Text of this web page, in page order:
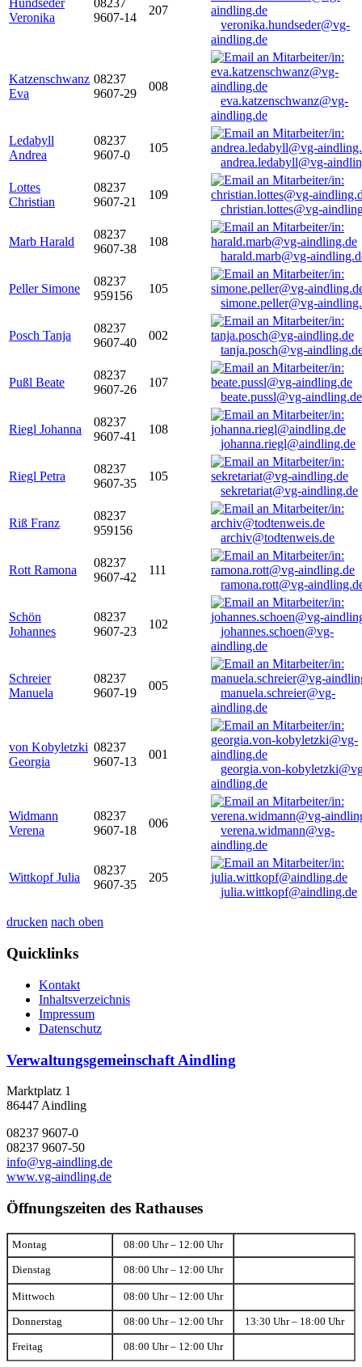
Hundseder
Veronika
08237
9607-14
207
veronika.hundseder@vg-
aindling.de
Katzenschwanz
Eva
08237
9607-29
008
eva.katzenschwanz@vg-
aindling.de
Ledabyll
Andrea
08237
9607-0
105
andrea.ledabyll@vg-
Lottes
Christian
08237
9607-21
109
christian.lottes@vg-
Marb Harald
08237
9607-38
108
harald.marb@vg-
Peller Simone
08237
959156
105
simone.peller@vg-
Posch Tanja
08237
9607-40
002
tanja.posch@vg-
Pußl Beate
08237
9607-26
107
beate.pussl@vg-aindling.de
Riegl Johanna
08237
9607-41
108
johanna.riegl@aindling.de
Riegl Petra
08237
9607-35
105
sekretariat@vg-aindling.de
Riß Franz
08237
959156
archiv@todtenweis.de
Rott Ramona
08237
9607-42
111
ramona.rott@vg-
Schön
Johannes
08237
9607-23
102
johannes.schoen@vg-
aindling.de
Schreier
Manuela
08237
9607-19
005
manuela.schreier@vg-
aindling.de
von Kobyletzki
Georgia
08237
9607-13
001
georgia.von-
aindling.de
Widmann
Verena
08237
9607-18
006
verena.widmann@vg-
aindling.de
Wittkopf Julia
08237
9607-35
205
julia.wittkopf@aindling.de
drucken nach oben
Quicklinks
Kontakt
Inhaltsverzeichnis
Impressum
Datenschutz
Verwaltungsgemeinschaft Aindling
Marktplatz 1
86447 Aindling
08237 9607-0
08237 9607-50
info@vg-aindling.de
www.vg-aindling.de
Öffnungszeiten des Rathauses
Montag 08:00 Uhr – 12:00 Uhr
Dienstag 08:00 Uhr – 12:00 Uhr
Mittwoch 08:00 Uhr – 12:00 Uhr
Donnerstag 08:00 Uhr – 12:00 Uhr 13:30 Uhr – 18:00 Uhr
Freitag 08:00 Uhr – 12:00 Uhr